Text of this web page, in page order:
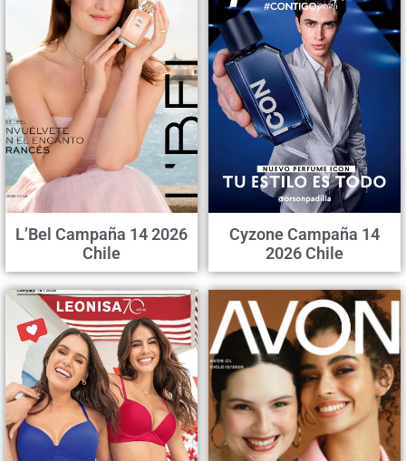
L’Bel Campaña 14 2026
Chile
Cyzone Campaña 14
2026 Chile